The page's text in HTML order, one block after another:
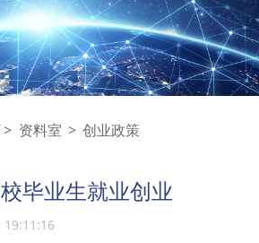
> 资料室 > 创业政策
毕业生就业创业
19:11:16